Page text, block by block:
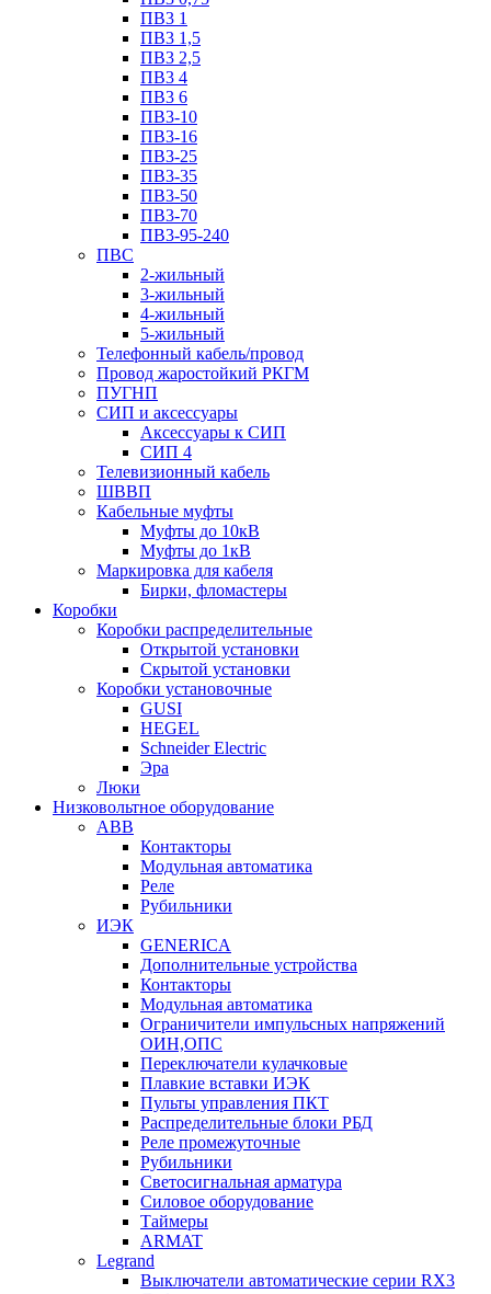
ПВ3 1
ПВ3 1,5
ПВ3 2,5
ПВ3 4
ПВ3 6
ПВ3-10
ПВ3-16
ПВ3-25
ПВ3-35
ПВ3-50
ПВ3-70
ПВ3-95-240
ПВС
2-жильный
3-жильный
4-жильный
5-жильный
Телефонный кабель/провод
Провод жаростойкий РКГМ
ПУГНП
СИП и аксессуары
Аксессуары к СИП
СИП 4
Телевизионный кабель
ШВВП
Кабельные муфты
Муфты до 10кВ
Муфты до 1кВ
Маркировка для кабеля
Бирки, фломастеры
Коробки
Коробки распределительные
Открытой установки
Скрытой установки
Коробки установочные
GUSI
HEGEL
Schneider Electric
Эра
Люки
Низковольтное оборудование
ABB
Контакторы
Модульная автоматика
Реле
Рубильники
ИЭК
GENERICA
Дополнительные устройства
Контакторы
Модульная автоматика
Ограничители импульсных напряжений
ОИН,ОПС
Переключатели кулачковые
Плавкие вставки ИЭК
Пульты управления ПКТ
Распределительные блоки РБД
Реле промежуточные
Рубильники
Светосигнальная арматура
Силовое оборудование
Таймеры
ARMAT
Legrand
Выключатели автоматические серии RX3